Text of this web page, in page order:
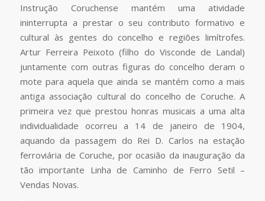
Instrução Coruchense mantém uma atividade
ininterrupta a prestar o seu contributo formativo e
cultural às gentes do concelho e regiões limítrofes.
Artur Ferreira Peixoto (filho do Visconde de Landal)
juntamente com outras figuras do concelho deram o
mote para aquela que ainda se mantém como a mais
antiga associação cultural do concelho de Coruche. A
primeira vez que prestou honras musicais a uma alta
individualidade ocorreu a 14 de janeiro de 1904,
aquando da passagem do Rei D. Carlos na estação
ferroviária de Coruche, por ocasião da inauguração da
tão importante Linha de Caminho de Ferro Setil –
Vendas Novas.